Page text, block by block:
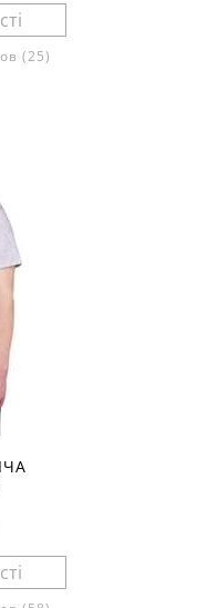
(25)